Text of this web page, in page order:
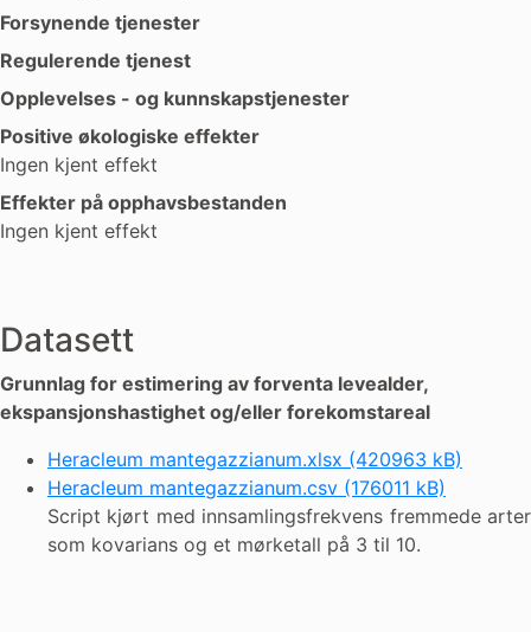
Forsynende tjenester
Regulerende tjenest
Opplevelses - og kunnskapstjenester
Positive økologiske effekter
Ingen kjent effekt
Effekter på opphavsbestanden
Ingen kjent effekt
Datasett
Grunnlag for estimering av forventa levealder,
ekspansjonshastighet og/eller forekomstareal
Heracleum mantegazzianum.xlsx (420963 kB)
Heracleum mantegazzianum.csv (176011 kB)
Script kjørt med innsamlingsfrekvens fremmede arter
som kovarians og et mørketall på 3 til 10.